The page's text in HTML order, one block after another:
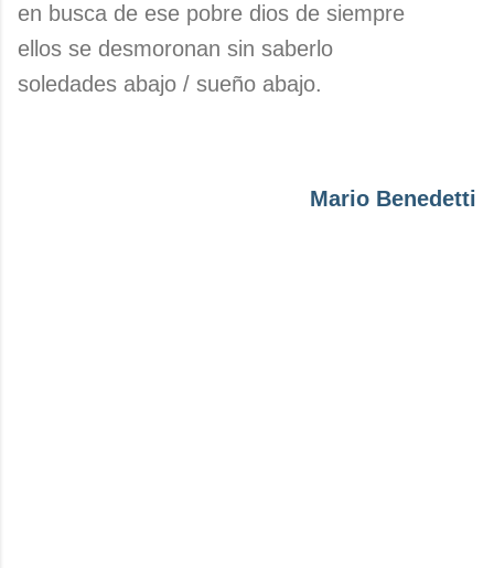
en busca de ese pobre dios de siempre
ellos se desmoronan sin saberlo
soledades abajo / sueño abajo.
Mario Benedetti